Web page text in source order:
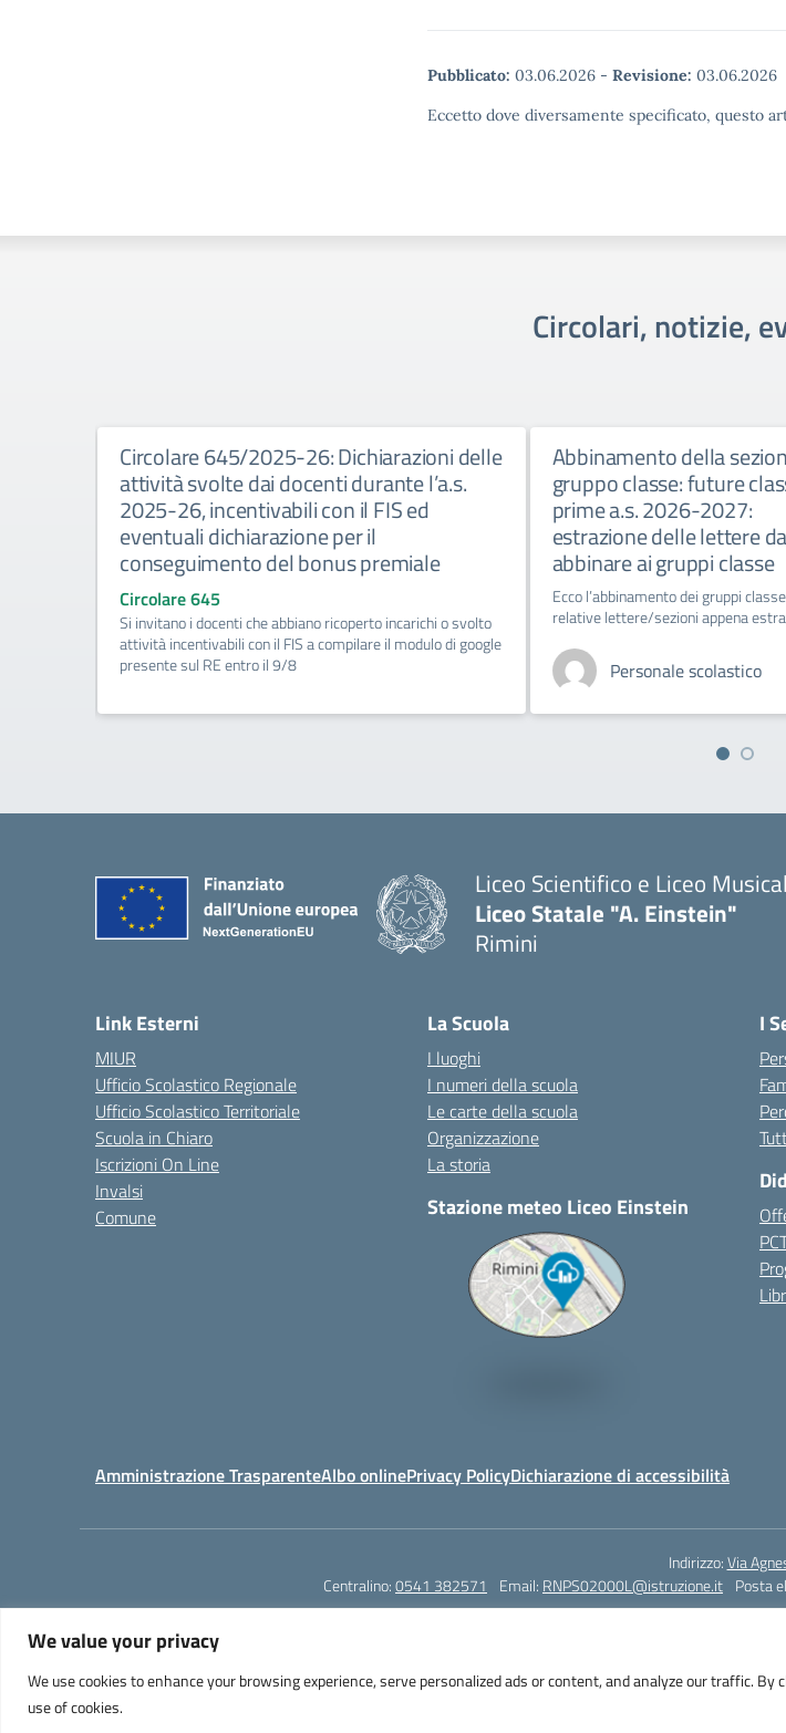
We value your privacy
We use cookies to enhance your browsing experience, serve personalized ads or content, and analyze our traffic. By
use of cookies.
Pubblicato: 03.06.2026 - Revisione: 03.06.2026
Eccetto dove diversamente specificato, questo
Circolari, notizie,
Circolare 645/2025-26: Dichiarazioni delle
attività svolte dai docenti durante l’a.s.
2025-26, incentivabili con il FIS ed
eventuali dichiarazione per il
conseguimento del bonus premiale
Circolare 645
Si invitano i docenti che abbiano ricoperto incarichi o svolto
attività incentivabili con il FIS a compilare il modulo di google
presente sul RE entro il 9/8
Abbinamento della
gruppo classe: future
prime a.s. 2026-2027:
estrazione delle lettere da
abbinare ai gruppi classe
Ecco l’abbinamento dei gruppi
relative lettere/sezioni appena
Personale scolastico
Liceo Scientifico e Liceo
Liceo Statale "A. Einstein"
Rimini
Link Esterni
MIUR
Ufficio Scolastico Regionale
Ufficio Scolastico Territoriale
Scuola in Chiaro
Iscrizioni On Line
Invalsi
Comune
La Scuola
I luoghi
I numeri della scuola
Le carte della scuola
Organizzazione
La storia
Stazione meteo Liceo Einstein
I
Amministrazione TrasparenteAlbo onlinePrivacy PolicyDichiarazione di accessibilità
Indirizzo:Via
Centralino:0541 382571 Email: RNPS02000L@istruzione.it Posta
Liceo Scientifico e Musicale "A. Einstein" - Via Agnesi 2/b - 47923 Rimini - Tel. +39 0541 382571